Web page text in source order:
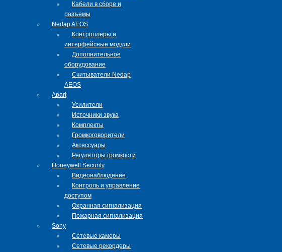
Кабели в сборе и
разъемы
Nedap AEOS
Контроллеры и
интерфейсные модули
Дополнительное
оборудование
Cчитыватели Nedap
AEOS
Apart
Усилители
Источники звука
Комплекты
Громкоговорители
Аксессуары
Регуляторы громкости
Honeywell Security
Видеонаблюдение
Контроль и управление
доступом
Охранная сигнализация
Пожарная сигнализация
Sony
Сетевые камеры
Сетевые рекордеры